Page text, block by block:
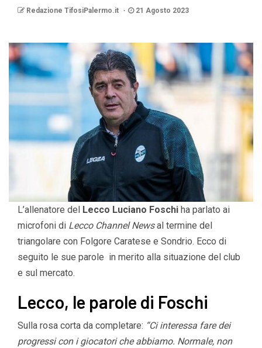
Redazione TifosiPalermo.it 21 Agosto 2023
L’allenatore del Lecco Luciano Foschi ha parlato ai
microfoni di Lecco Channel Newsal termine del
triangolare con Folgore Caratese e Sondrio. Ecco di
seguito le sue parole in merito alla situazione del club
e sul mercato.
Lecco, le parole di Foschi
Sulla rosa corta da completare: “Ci interessa fare dei
progressi con i giocatori che abbiamo. Normale, non